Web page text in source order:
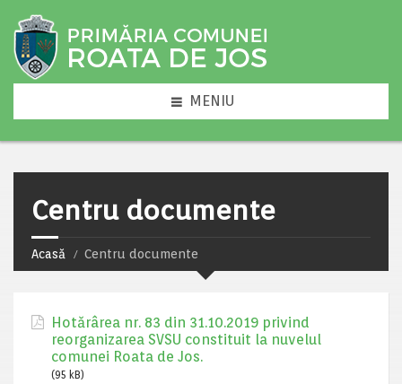
MENIU
Centru documente
Acasă Centru documente
Hotărârea nr. 83 din 31.10.2019 privind
reorganizarea SVSU constituit la nuvelul
comunei Roata de Jos.
(95 kB)